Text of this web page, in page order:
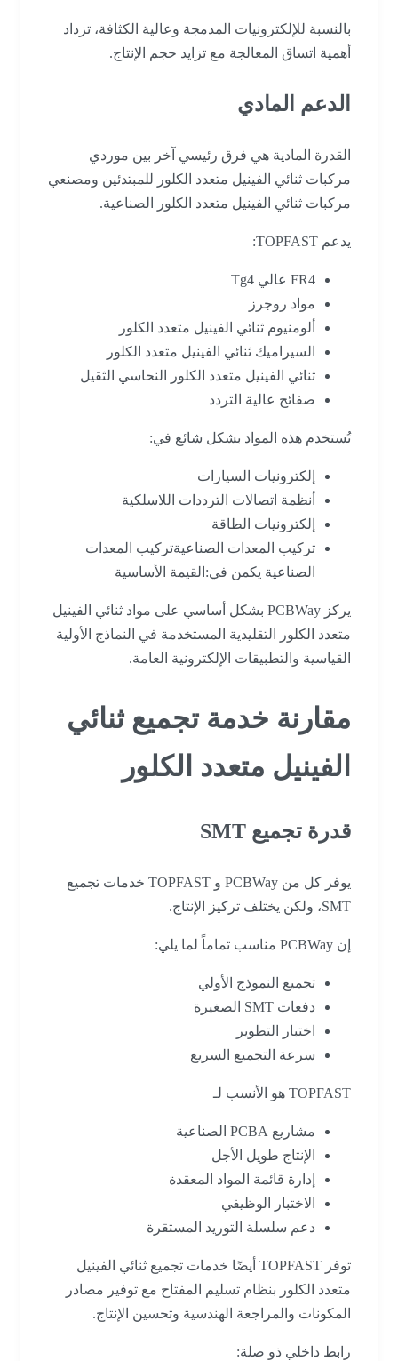
بالنسبة للإلكترونيات المدمجة وعالية الكثافة، تزداد
أهمية اتساق المعالجة مع تزايد حجم الإنتاج.
الدعم المادي
القدرة المادية هي فرق رئيسي آخر بين موردي
مركبات ثنائي الفينيل متعدد الكلور للمبتدئين ومصنعي
مركبات ثنائي الفينيل متعدد الكلور الصناعية.
يدعم TOPFAST:
FR4 عالي Tg4
مواد روجرز
ألومنيوم ثنائي الفينيل متعدد الكلور
السيراميك ثنائي الفينيل متعدد الكلور
ثنائي الفينيل متعدد الكلور النحاسي الثقيل
صفائح عالية التردد
تُستخدم هذه المواد بشكل شائع في:
إلكترونيات السيارات
أنظمة اتصالات الترددات اللاسلكية
إلكترونيات الطاقة
تركيب المعدات الصناعيةتركيب المعدات
الصناعية يكمن في:القيمة الأساسية
يركز PCBWay بشكل أساسي على مواد ثنائي الفينيل
متعدد الكلور التقليدية المستخدمة في النماذج الأولية
القياسية والتطبيقات الإلكترونية العامة.
مقارنة خدمة تجميع ثنائي
الفينيل متعدد الكلور
قدرة تجميع SMT
يوفر كل من PCBWay و TOPFAST خدمات تجميع
SMT، ولكن يختلف تركيز الإنتاج.
تجميع النموذج الأولي
دفعات SMT الصغيرة
اختبار التطوير
سرعة التجميع السريع
TOPFAST هو الأنسب لـ
مشاريع PCBA الصناعية
الإنتاج طويل الأجل
إدارة قائمة المواد المعقدة
الاختبار الوظيفي
دعم سلسلة التوريد المستقرة
توفر TOPFAST أيضًا خدمات تجميع ثنائي الفينيل
متعدد الكلور بنظام تسليم المفتاح مع توفير مصادر
المكونات والمراجعة الهندسية وتحسين الإنتاج.
رابط داخلي ذو صلة: